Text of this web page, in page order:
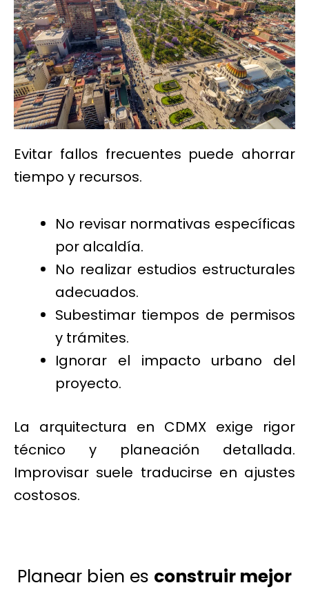
Evitar fallos frecuentes puede ahorrar
tiempo y recursos.
No revisar normativas específicas
por alcaldía.
No realizar estudios estructurales
adecuados.
Subestimar tiempos de permisos
y trámites.
Ignorar el impacto urbano del
proyecto.
La arquitectura en CDMX exige rigor
técnico y planeación detallada.
Improvisar suele traducirse en ajustes
costosos.
Planear bien es construir mejor